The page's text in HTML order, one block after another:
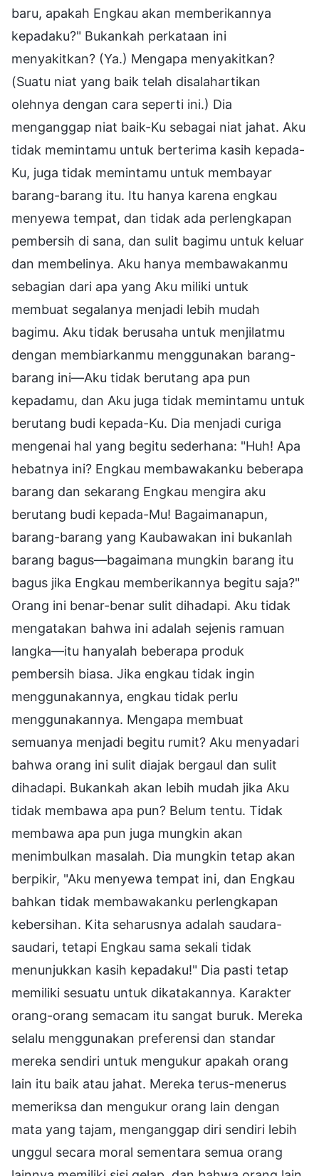
baru, apakah Engkau akan memberikannya
kepadaku?" Bukankah perkataan ini
menyakitkan? (Ya.) Mengapa menyakitkan?
(Suatu niat yang baik telah disalahartikan
olehnya dengan cara seperti ini.) Dia
menganggap niat baik-Ku sebagai niat jahat. Aku
tidak memintamu untuk berterima kasih kepada-
Ku, juga tidak memintamu untuk membayar
barang-barang itu. Itu hanya karena engkau
menyewa tempat, dan tidak ada perlengkapan
pembersih di sana, dan sulit bagimu untuk keluar
dan membelinya. Aku hanya membawakanmu
sebagian dari apa yang Aku miliki untuk
membuat segalanya menjadi lebih mudah
bagimu. Aku tidak berusaha untuk menjilatmu
dengan membiarkanmu menggunakan barang-
barang ini—Aku tidak berutang apa pun
kepadamu, dan Aku juga tidak memintamu untuk
berutang budi kepada-Ku. Dia menjadi curiga
mengenai hal yang begitu sederhana: "Huh! Apa
hebatnya ini? Engkau membawakanku beberapa
barang dan sekarang Engkau mengira aku
berutang budi kepada-Mu! Bagaimanapun,
barang-barang yang Kaubawakan ini bukanlah
barang bagus—bagaimana mungkin barang itu
bagus jika Engkau memberikannya begitu saja?"
Orang ini benar-benar sulit dihadapi. Aku tidak
mengatakan bahwa ini adalah sejenis ramuan
langka—itu hanyalah beberapa produk
pembersih biasa. Jika engkau tidak ingin
menggunakannya, engkau tidak perlu
menggunakannya. Mengapa membuat
semuanya menjadi begitu rumit? Aku menyadari
bahwa orang ini sulit diajak bergaul dan sulit
dihadapi. Bukankah akan lebih mudah jika Aku
tidak membawa apa pun? Belum tentu. Tidak
membawa apa pun juga mungkin akan
menimbulkan masalah. Dia mungkin tetap akan
berpikir, "Aku menyewa tempat ini, dan Engkau
bahkan tidak membawakanku perlengkapan
kebersihan. Kita seharusnya adalah saudara-
saudari, tetapi Engkau sama sekali tidak
menunjukkan kasih kepadaku!" Dia pasti tetap
memiliki sesuatu untuk dikatakannya. Karakter
orang-orang semacam itu sangat buruk. Mereka
selalu menggunakan preferensi dan standar
mereka sendiri untuk mengukur apakah orang
lain itu baik atau jahat. Mereka terus-menerus
memeriksa dan mengukur orang lain dengan
mata yang tajam, menganggap diri sendiri lebih
unggul secara moral sementara semua orang